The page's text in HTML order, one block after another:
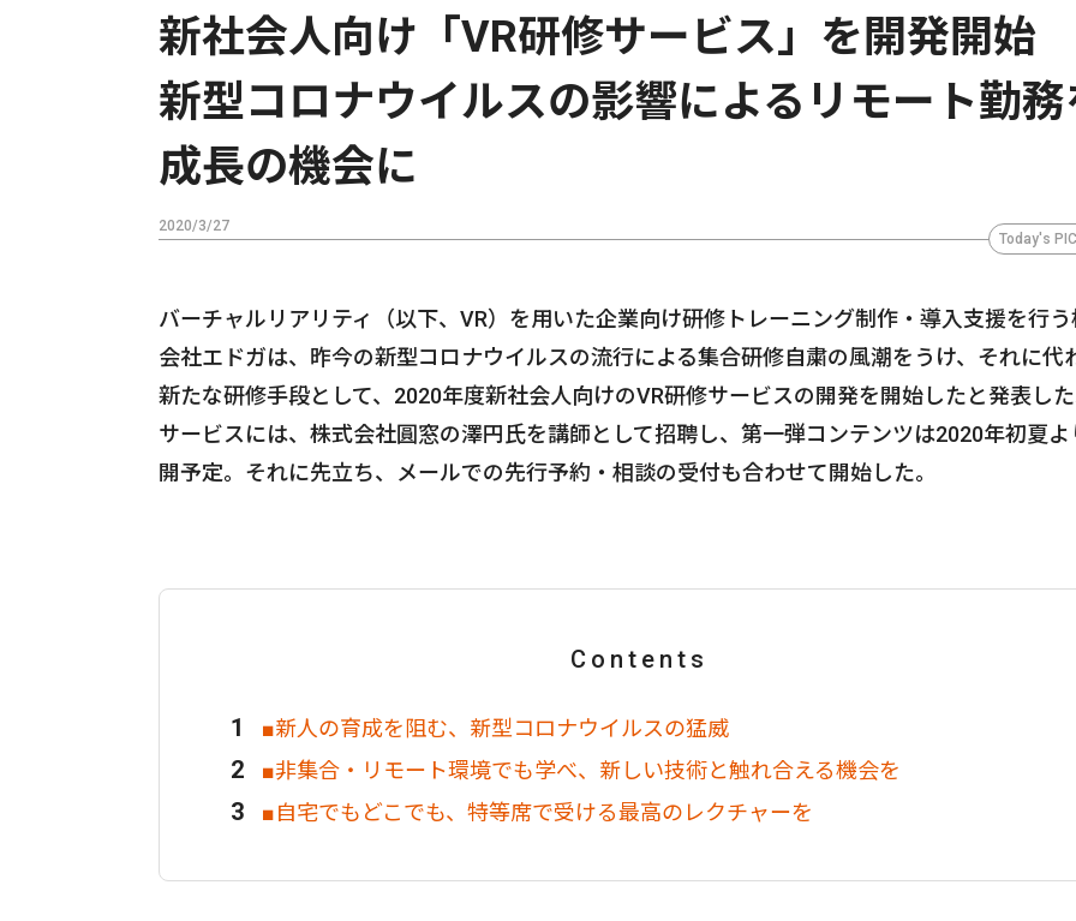
新社会人向け「VR研修サービス」を開発開
新型コロナウイルスの影響によるリモート勤務
成長の機会に
2020/3/27
Today's
バーチャルリアリティ（以下、VR）を用いた企業向け研修トレーニング制作・導入支援を行
会社エドガは、昨今の新型コロナウイルスの流行による集合研修自粛の風潮をうけ、それに代
新たな研修手段として、2020年度新社会人向けのVR研修サービスの開発を開始したと発表し
サービスには、株式会社圓窓の澤円氏を講師として招聘し、第一弾コンテンツは2020年初夏よ
開予定。それに先立ち、メールでの先行予約・相談の受付も合わせて開始した。
Contents
■新人の育成を阻む、新型コロナウイルスの猛威
■非集合・リモート環境でも学べ、新しい技術と触れ合える機会を
■自宅でもどこでも、特等席で受ける最高のレクチャーを